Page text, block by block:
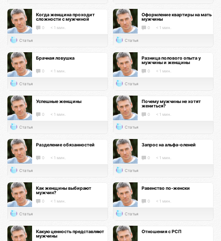
Когда женщина проходит
сложности с мужчиной
0 < 1 мин.
Статья
Оформление квартиры на мать
мужчины
0 < 1 мин.
Статья
Брачная ловушка
0 < 1 мин.
Статья
Разница полового опыта у
мужчины и женщины
0 < 1 мин.
Статья
Успешные женщины
0 < 1 мин.
Статья
Почему мужчины не хотят
жениться?
0 < 1 мин.
Статья
Разделение обязанностей
0 < 1 мин.
Статья
Запрос на альфа-оленей
0 < 1 мин.
Статья
Как женщины выбирают
мужчин?
0 < 1 мин.
Статья
Равенство по-женски
0 < 1 мин.
Статья
Какую ценность представляют
мужчины
Отношения с РСП